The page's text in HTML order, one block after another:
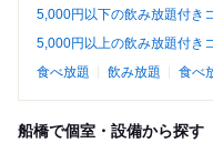
5,000円以下の飲み放題付き
5,000円以上の飲み放題付き
食べ放題
飲み放題 食べ
船橋で個室・設備から探す